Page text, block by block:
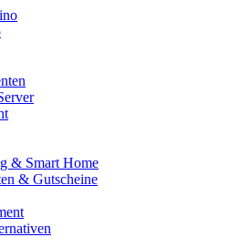
& Smart Home
& Gutscheine